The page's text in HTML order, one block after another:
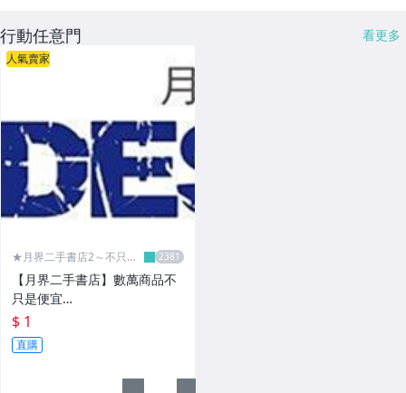
行動任意門 看更多
人氣賣家
★月界二手書店2～不只是
【月界二手書店】數萬商品不
只是便宜…
$ 1
直購